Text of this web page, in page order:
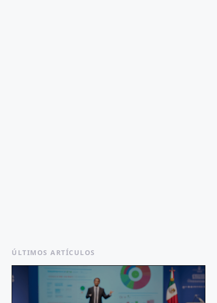
ÚLTIMOS ARTÍCULOS